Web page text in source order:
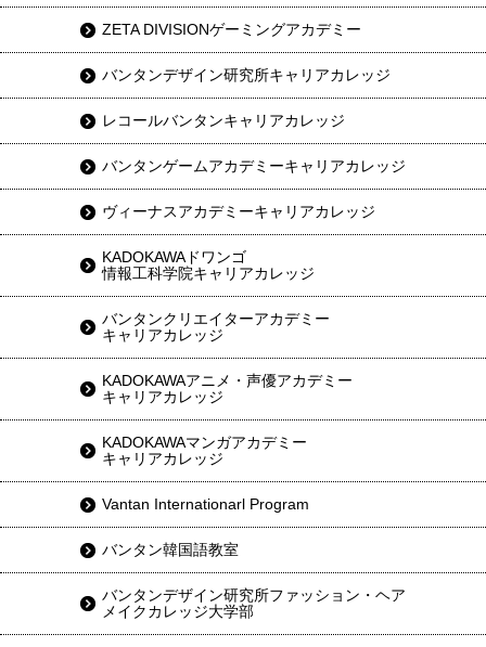
ZETA DIVISIONゲーミングアカデミー
バンタンデザイン研究所キャリアカレッジ
レコールバンタンキャリアカレッジ
バンタンゲームアカデミーキャリアカレッジ
ヴィーナスアカデミーキャリアカレッジ
KADOKAWAドワンゴ
情報工科学院キャリアカレッジ
バンタンクリエイターアカデミー
キャリアカレッジ
KADOKAWAアニメ・声優アカデミー
キャリアカレッジ
KADOKAWAマンガアカデミー
キャリアカレッジ
Vantan Internationarl Program
バンタン韓国語教室
バンタンデザイン研究所ファッション・ヘア
メイクカレッジ大学部